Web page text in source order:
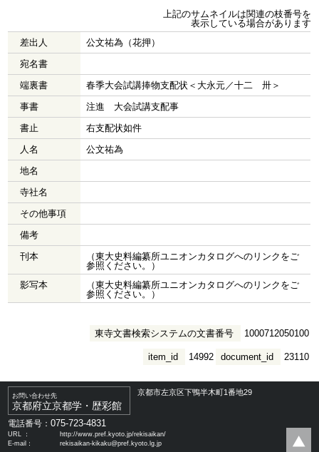
上記のサムネイルは関連の枝番号を
表示している場合があります
差出人
公文祐為（花押）
宛名書
端裏書
春季大会試講捧物支配状＜大永元／十二 卅＞
事書
注進 大会試講支配事
書止
右支配状如件
人名
公文祐為
地名
寺社名
その他事項
備考
刊本
（東大史料編纂所ユニオンカタログへのリンクをご
参照ください。）
影写本
（東大史料編纂所ユニオンカタログへのリンクをご
参照ください。）
東寺文書検索システムの文書番号 1000712050100
document_id 23110
item_id 14992
お問い合わせ先
京都府立京都学・歴彩館
京都市左京区下鴨半木町1番地29
電話番号：075-723-4831
URL ：
http://www.pref.kyoto.jp/rekisaikan/
E-mail：
rekisaikan-kikaku@pref.kyoto.lg.jp